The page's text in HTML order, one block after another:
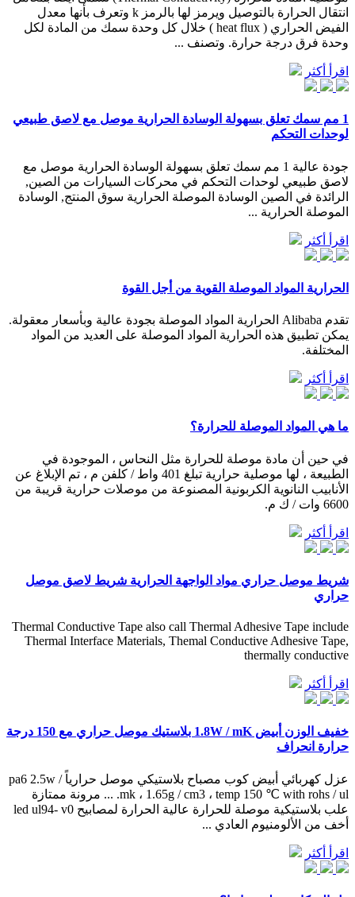
انتقال الحرارة بالتوصيل ويرمز لها بالرمز k وتعرف بأنها معدل
الفيض الحراري ( heat flux ) خلال كل وحدة سمك من المادة لكل
وحدة فرق درجة حرارة. وتصنف ...
اقرأ أكثر
1 مم سمك تعلق بسهولة الوسادة الحرارية موصل مع لاصق طبيعي
لوحدات التحكم
جودة عالية 1 مم سمك تعلق بسهولة الوسادة الحرارية موصل مع
لاصق طبيعي لوحدات التحكم في محركات السيارات من الصين,
الرائدة في الصين الوسادة الموصلة الحرارية سوق المنتج, الوسادة
الموصلة الحرارية ...
اقرأ أكثر
الحرارية المواد الموصلة القوية من أجل القوة
تقدم Alibaba الحرارية المواد الموصلة بجودة عالية وبأسعار معقولة.
يمكن تطبيق هذه الحرارية المواد الموصلة على العديد من المواد
المختلفة.
اقرأ أكثر
ما هي المواد الموصلة للحرارة؟
في حين أن مادة موصلة للحرارة مثل النحاس ، الموجودة في
الطبيعة ، لها موصلية حرارية تبلغ 401 واط / كلفن م ، تم الإبلاغ عن
الأنابيب النانوية الكربونية المصنوعة من موصلات حرارية قريبة من
6600 وات / ك م.
اقرأ أكثر
شريط موصل حراري مواد الواجهة الحرارية شريط لاصق موصل
حراري
Thermal Conductive Tape also call Thermal Adhesive Tape include
Thermal Interface Materials, Themal Conductive Adhesive Tape,
thermally conductive
اقرأ أكثر
خفيف الوزن أبيض 1.8W / mK بلاستيك موصل حراري مع 150 درجة
حرارة انحراف
عزل كهربائي أبيض كوب مصباح بلاستيكي موصل حرارياً pa6 2.5w /
mk ، 1.65g / cm3 ، temp 150 ℃ with rohs / ul. ... مرونة ممتازة
علب بلاستيكية موصلة للحرارة عالية الحرارة لمصابيح led ul94- v0
أخف من الألومنيوم العادي ...
اقرأ أكثر